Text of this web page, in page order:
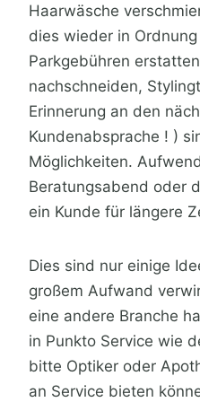
Haarwäsche
dies wieder in
Parkgebühren
nachschneiden,
Erinnerung an den
Kundenabsprache ! )
Möglichkeiten.
Beratungsabend oder
ein Kunde für längere
Dies sind nur einige
großem Aufwand
eine andere Branche
in Punkto Service wie
bitte Optiker oder
an Service bieten